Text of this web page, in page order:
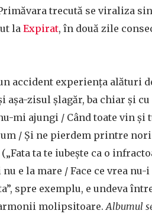
trecută se viraliza
la Expirat, în două zile
accident experiența alături
așa-zisul șlagăr, ba chiar și
mi ajungi / Când toate vin și
/ Și ne pierdem printre
ta te iubește ca o
e la mare / Face ce vrea
spre exemplu, e undeva
molipsitoare. Albumul